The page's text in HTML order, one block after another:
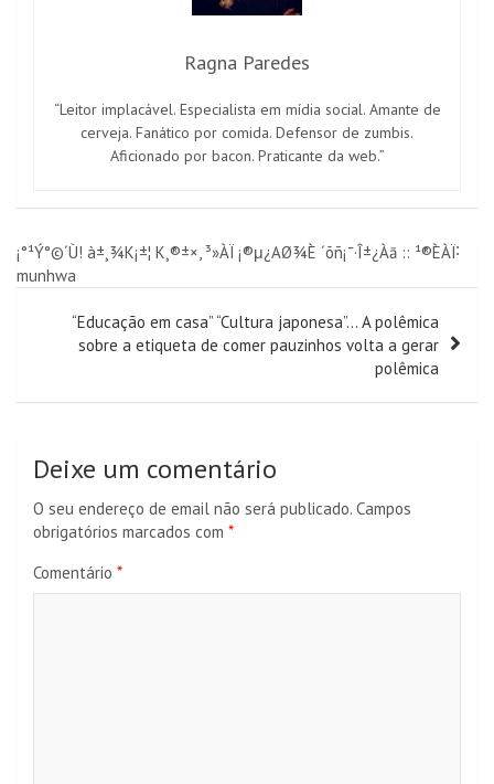
Ragna Paredes
“Leitor implacável. Especialista em mídia social. Amante de
cerveja. Fanático por comida. Defensor de zumbis.
Aficionado por bacon. Praticante da web.”
Navegação
de
artigos
¡°¹Ý°©´Ù! à±¸¾K¡±¦ K¸®±×, ³»ÀÏ ¡®μ¿AØ¾È ´õñ¡¯·Î±¿Àā :: ¹®ÈÀÏ˸
munhwa
“Educação em casa” “Cultura japonesa”… A polêmica
sobre a etiqueta de comer pauzinhos volta a gerar
polêmica
Deixe um comentário
O seu endereço de email não será publicado. Campos
obrigatórios marcados com *
Comentário *